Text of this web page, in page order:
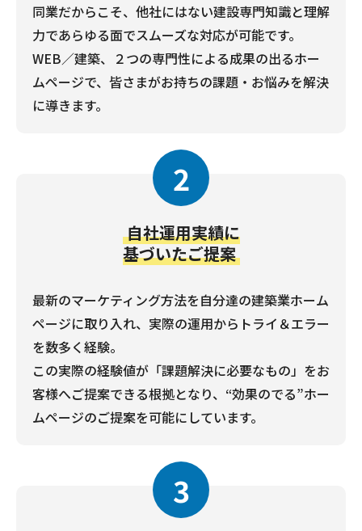
同業だからこそ、他社にはない建設専門知識と理解
力であらゆる面でスムーズな対応が可能です。
WEB／建築、２つの専門性による成果の出るホー
ムページで、皆さまがお持ちの課題・お悩みを解決
に導きます。
2
自社運用実績に
基づいたご提案
最新のマーケティング方法を自分達の建築業ホーム
ページに取り入れ、実際の運用からトライ＆エラー
を数多く経験。
この実際の経験値が「課題解決に必要なもの」をお
客様へご提案できる根拠となり、“効果のでる”ホー
ムページのご提案を可能にしています。
3